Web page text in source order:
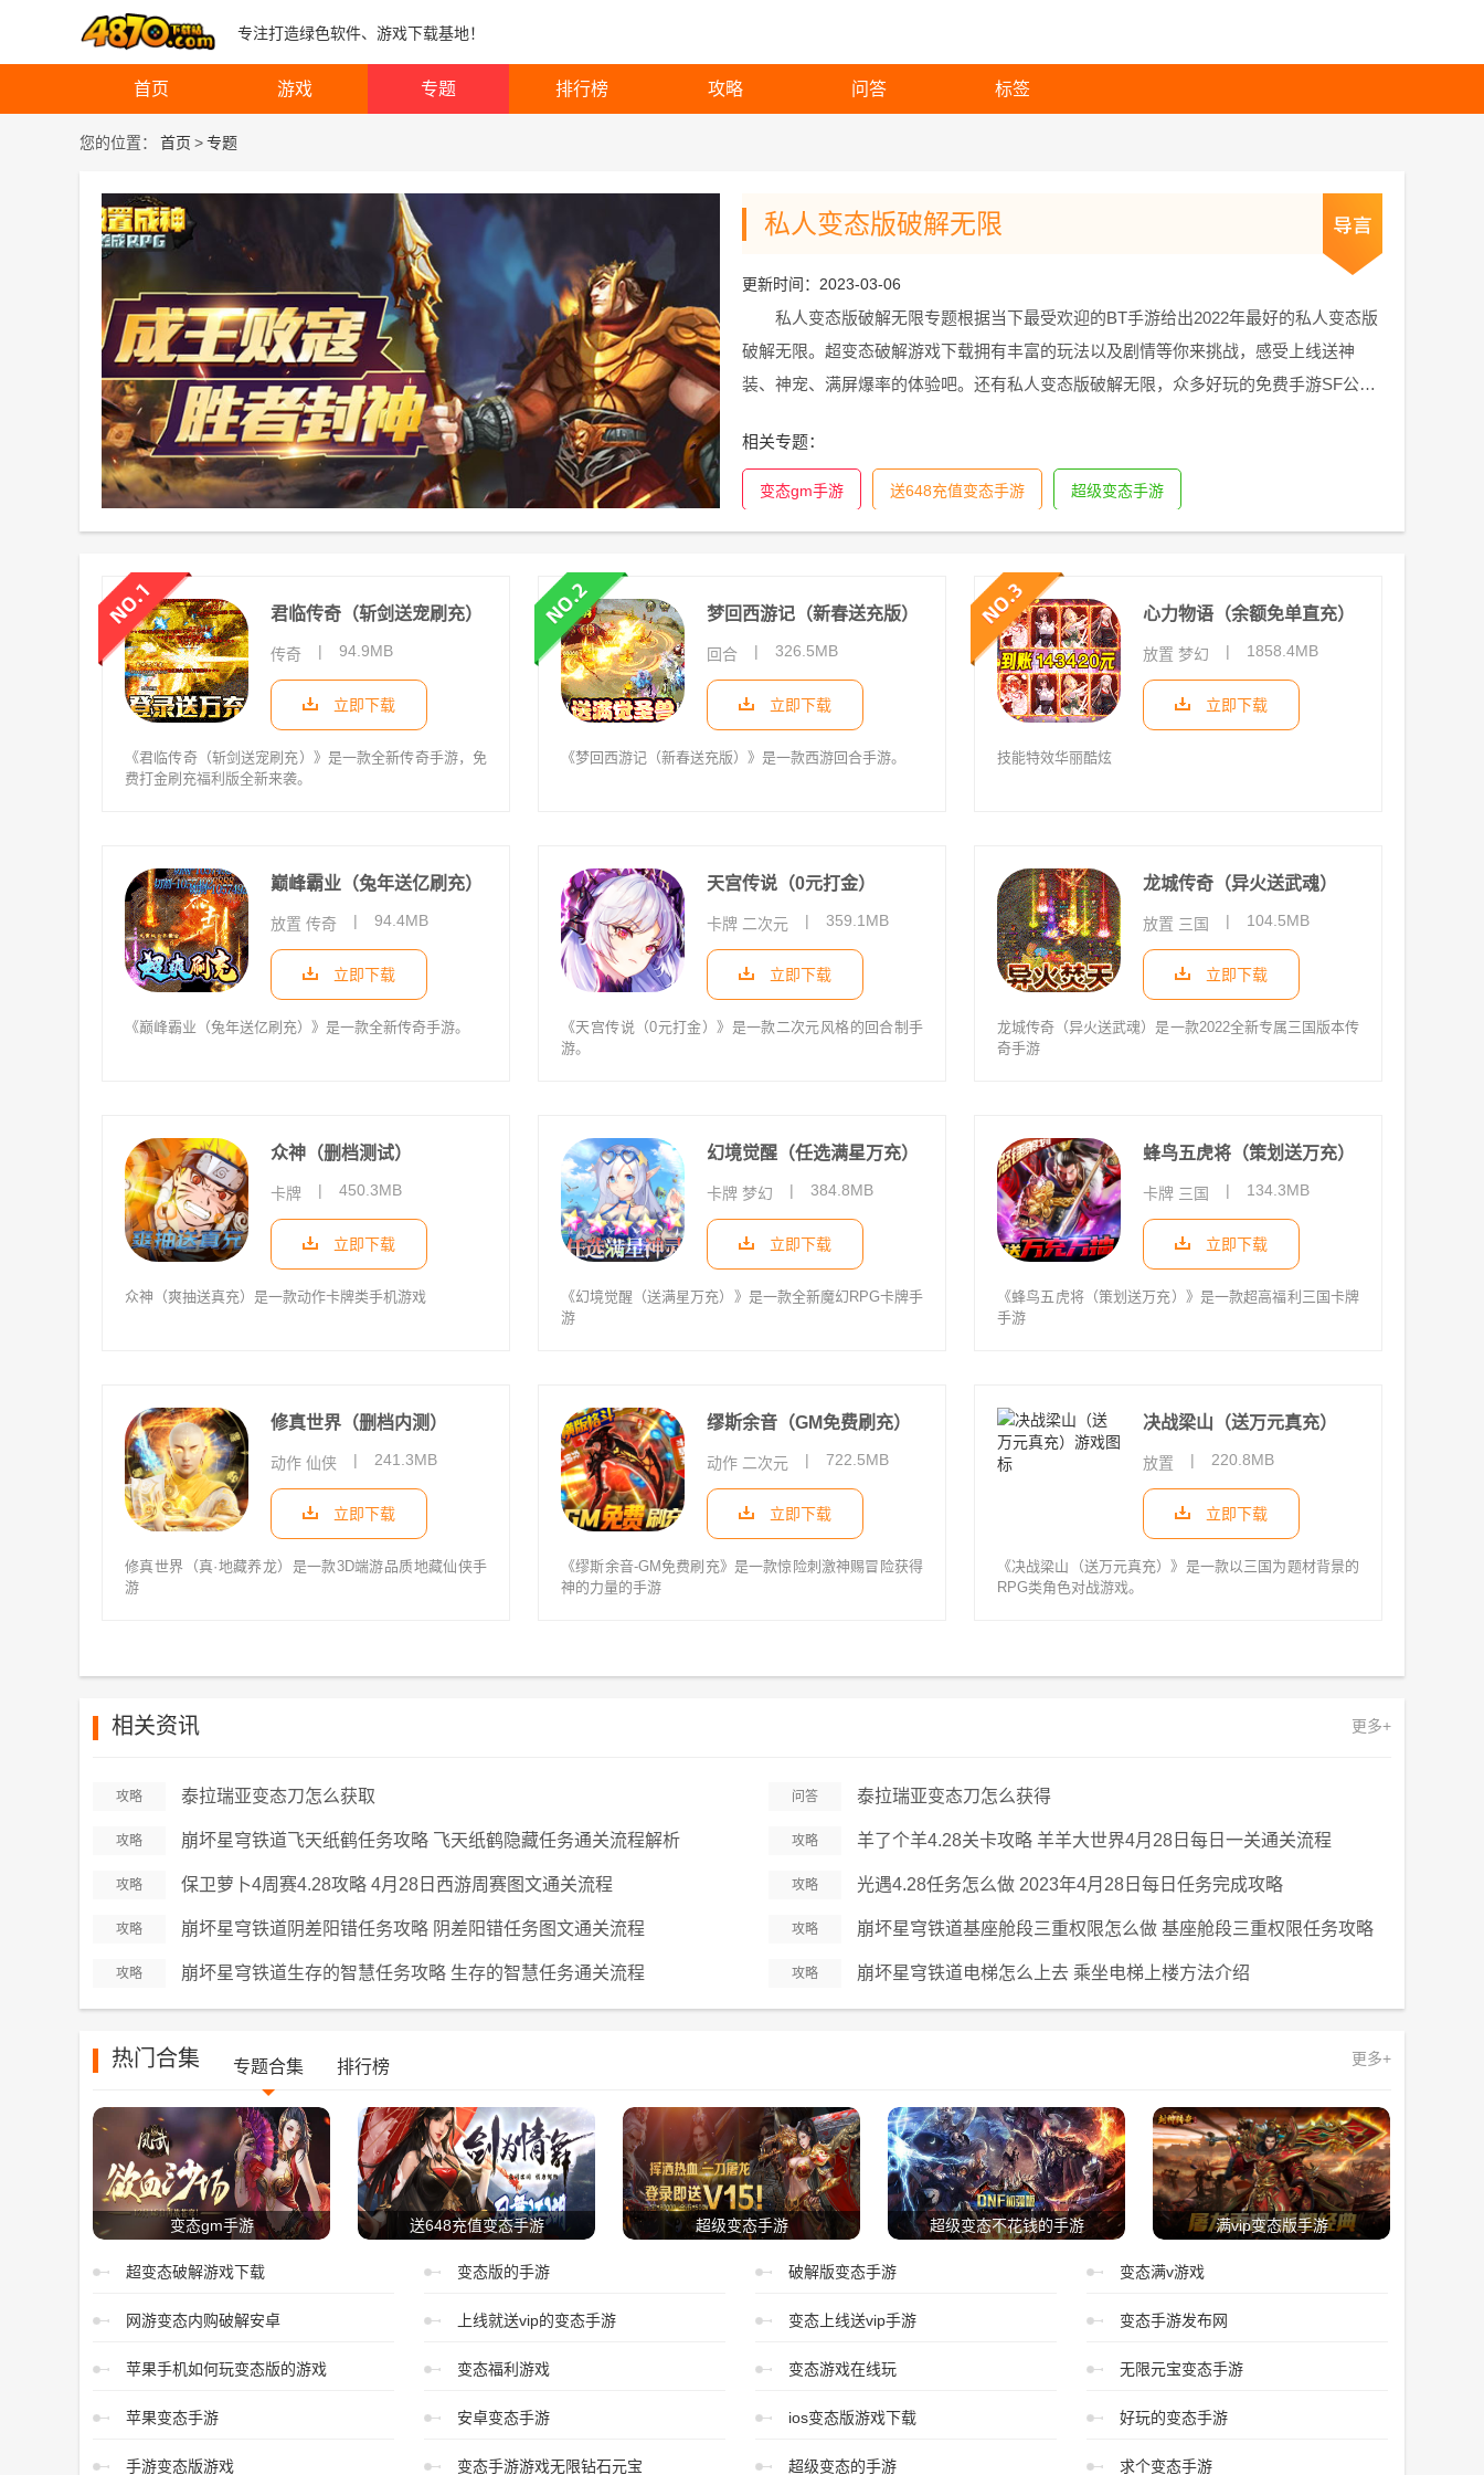
专注打造绿色软件、游戏下载基地！
首页 游戏 专题 排行榜 攻略 问答 标签
您的位置： 首页 >专题
私人变态版破解无限
更新时间：2023-03-06
私人变态版破解无限专题根据当下最受欢迎的BT手游给出2022年最好的私人变态版
破解无限。超变态破解游戏下载拥有丰富的玩法以及剧情等你来挑战，感受上线送神
装、神宠、满屏爆率的体验吧。还有私人变态版破解无限，众多好玩的免费手游SF公益
相关专题：
变态gm手游 送648充值变态手游 超级变态手游
君临传奇（斩剑送宠刷充）
传奇 | 94.9MB
立即下载
《君临传奇（斩剑送宠刷充）》是一款全新传奇手游，免
费打金刷充福利版全新来袭。
梦回西游记（新春送充版）
回合 | 326.5MB
立即下载
《梦回西游记（新春送充版）》是一款西游回合手游。
心力物语（余额免单直充）
放置 梦幻 | 1858.4MB
立即下载
技能特效华丽酷炫
巅峰霸业（兔年送亿刷充）
放置 传奇 | 94.4MB
立即下载
《巅峰霸业（兔年送亿刷充）》是一款全新传奇手游。
天宫传说（0元打金）
卡牌 二次元 | 359.1MB
立即下载
《天宫传说（0元打金）》是一款二次元风格的回合制手
游。
龙城传奇（异火送武魂）
放置 三国 | 104.5MB
立即下载
龙城传奇（异火送武魂）是一款2022全新专属三国版本传
奇手游
众神（删档测试）
卡牌 | 450.3MB
立即下载
众神（爽抽送真充）是一款动作卡牌类手机游戏
幻境觉醒（任选满星万充）
卡牌 梦幻 | 384.8MB
立即下载
《幻境觉醒（送满星万充）》是一款全新魔幻RPG卡牌手
游
蜂鸟五虎将（策划送万充）
卡牌 三国 | 134.3MB
立即下载
《蜂鸟五虎将（策划送万充）》是一款超高福利三国卡牌
手游
修真世界（删档内测）
动作 仙侠 | 241.3MB
立即下载
修真世界（真·地藏养龙）是一款3D端游品质地藏仙侠手
游
缪斯余音（GM免费刷充）
动作 二次元 | 722.5MB
立即下载
《缪斯余音-GM免费刷充》是一款惊险刺激神赐冒险获得
神的力量的手游
决战梁山（送万元真充）
放置 | 220.8MB
立即下载
《决战梁山（送万元真充）》​是一款以三国为题材背景的
RPG类角色对战游戏。
相关资讯 更多+
攻略 泰拉瑞亚变态刀怎么获取 问答 泰拉瑞亚变态刀怎么获得
攻略 崩坏星穹铁道飞天纸鹤任务攻略 飞天纸鹤隐藏任务通关流程解析 攻略 羊了个羊4.28关卡攻略 羊羊大世界4月28日每日一关通关流程
攻略 保卫萝卜4周赛4.28攻略 4月28日西游周赛图文通关流程 攻略 光遇4.28任务怎么做 2023年4月28日每日任务完成攻略
攻略 崩坏星穹铁道阴差阳错任务攻略 阴差阳错任务图文通关流程 攻略 崩坏星穹铁道基座舱段三重权限怎么做 基座舱段三重权限任务攻略
攻略 崩坏星穹铁道生存的智慧任务攻略 生存的智慧任务通关流程 攻略 崩坏星穹铁道电梯怎么上去 乘坐电梯上楼方法介绍
热门合集 专题合集 排行榜 更多+
变态gm手游 送648充值变态手游 超级变态手游 超级变态不花钱的手游 满vip变态版手游
超变态破解游戏下载 变态版的手游 破解版变态手游 变态满v游戏
网游变态内购破解安卓 上线就送vip的变态手游 变态上线送vip手游 变态手游发布网
苹果手机如何玩变态版的游戏 变态福利游戏 变态游戏在线玩 无限元宝变态手游
苹果变态手游 安卓变态手游 ios变态版游戏下载 好玩的变态手游
手游变态版游戏 变态手游游戏无限钻石元宝 超级变态的手游 求个变态手游